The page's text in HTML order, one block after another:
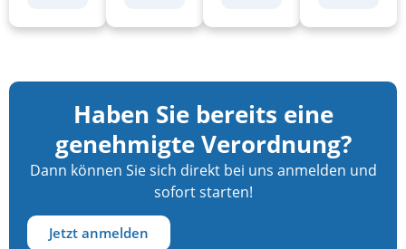
Haben Sie bereits eine
genehmigte Verordnung?
Dann können Sie sich direkt bei uns anmelden und
sofort starten!
Jetzt anmelden